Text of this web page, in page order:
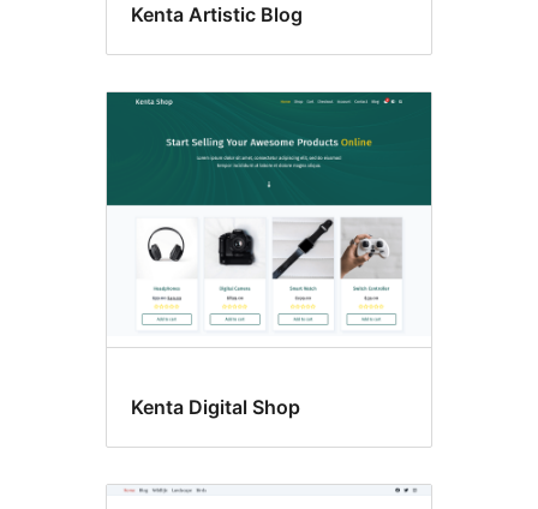
Kenta Artistic Blog
Kenta Digital Shop